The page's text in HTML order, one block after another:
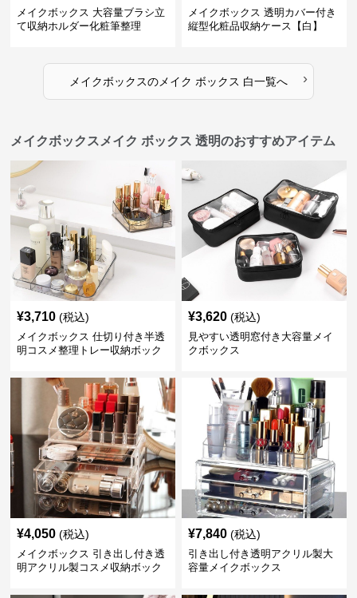
メイクボックス 大容量ブラシ立
て収納ホルダー化粧筆整理
メイクボックス 透明カバー付き
縦型化粧品収納ケース【白】
メイクボックスのメイク ボックス 白一覧へ ›
メイクボックスメイク ボックス 透明のおすすめアイテム
¥3,710 (税込)
メイクボックス 仕切り付き半透
明コスメ整理トレー収納ボック
¥3,620 (税込)
見やすい透明窓付き大容量メイ
クボックス
¥4,050 (税込)
メイクボックス 引き出し付き透
明アクリル製コスメ収納ボック
¥7,840 (税込)
引き出し付き透明アクリル製大
容量メイクボックス